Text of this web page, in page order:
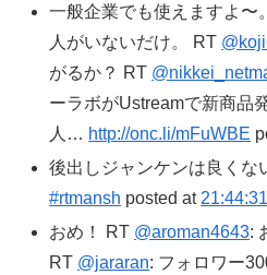
一般企業でも使えますよ〜
人がいないだけ。 RT
がるか？ RT
ーラボがUstreamで新商品
人… http://onc.li/mFuWBE
後出しジャンケンは良くな
#rtmansh posted at 21:44:31
おめ！ RT @aroman4643:
RT @jararan: フォロワー